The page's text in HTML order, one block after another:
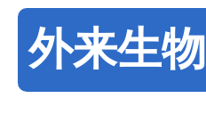
外来生